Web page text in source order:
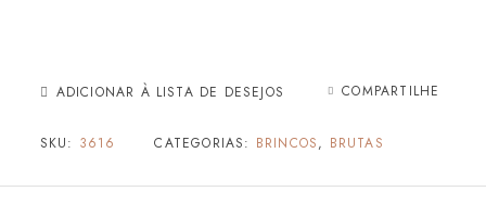
ADICIONAR À LISTA DE DESEJOS COMPARTILHE
SKU: 3616 CATEGORIAS: BRINCOS, BRUTAS